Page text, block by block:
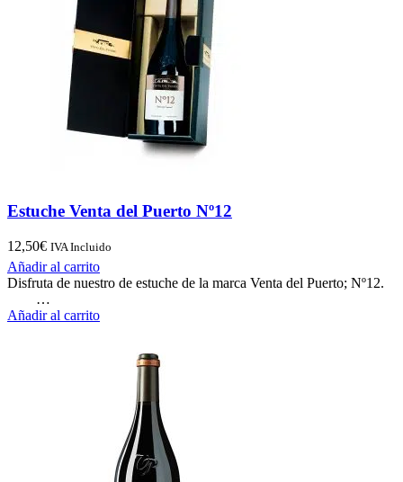
Estuche Venta del Puerto Nº12
12,50€ IVA Incluido
Añadir al carrito
Disfruta de nuestro de estuche de la marca Venta del Puerto; Nº12.
…
Añadir al carrito